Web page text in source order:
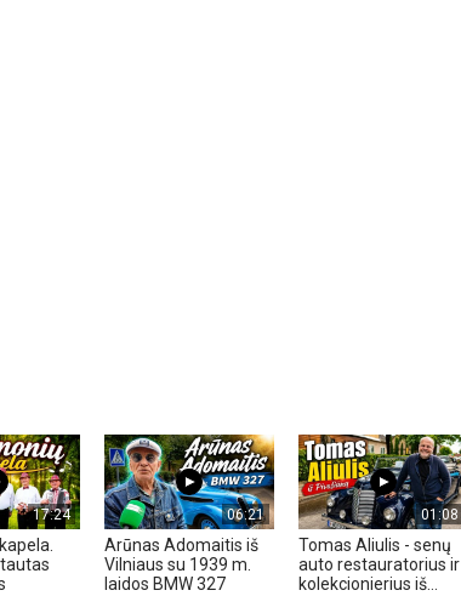
17:24 06:21
Arūnas Adomaitis iš
Vilniaus su 1939 m.
laidos BMW 327
01:08
Tomas Aliulis - senų
auto restauratorius ir
kolekcionierius iš...